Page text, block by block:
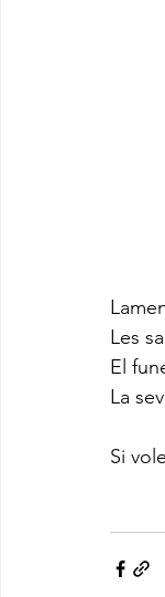
Les
El
La
Si